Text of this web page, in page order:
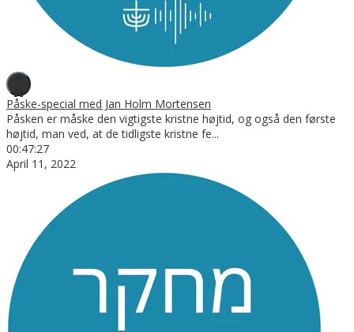
Påske-special med Jan Holm Mortensen
Påsken er måske den vigtigste kristne højtid, og også den første
højtid, man ved, at de tidligste kristne fe...
00:47:27
April 11, 2022